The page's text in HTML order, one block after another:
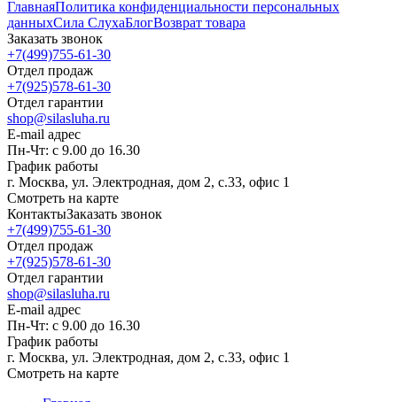
ГлавнаяПолитика конфиденциальности персональных
данныхСила СлухаБлогВозврат товара
Заказать звонок
+7(499)755-61-30
Отдел продаж
+7(925)578-61-30
Отдел гарантии
shop@silasluha.ru
E-mail адрес
Пн-Чт: с 9.00 до 16.30
График работы
г. Москва, ул. Электродная, дом 2, с.33, офис 1
Смотреть на карте
КонтактыЗаказать звонок
+7(499)755-61-30
Отдел продаж
+7(925)578-61-30
Отдел гарантии
shop@silasluha.ru
E-mail адрес
Пн-Чт: с 9.00 до 16.30
График работы
г. Москва, ул. Электродная, дом 2, с.33, офис 1
Смотреть на карте